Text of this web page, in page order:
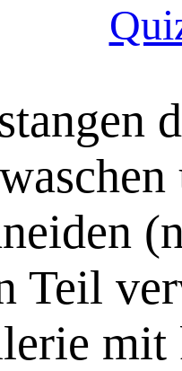
Teil